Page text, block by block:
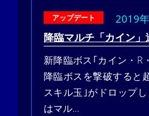
2019
アップデート
降臨マルチ「カイン
新降臨ボス｢カイン・R
降臨ボスを撃破すると
スキル玉｣がドロップ
はマル…